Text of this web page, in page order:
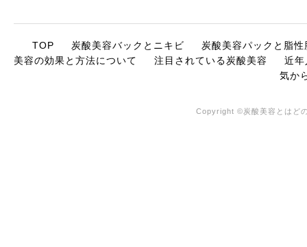
TOP 炭酸美容バックとニキビ
炭酸美容パックと脂性
美容の効果と方法について
注目されている炭酸美容
近年
気か
Copyright ©炭酸美容とはど